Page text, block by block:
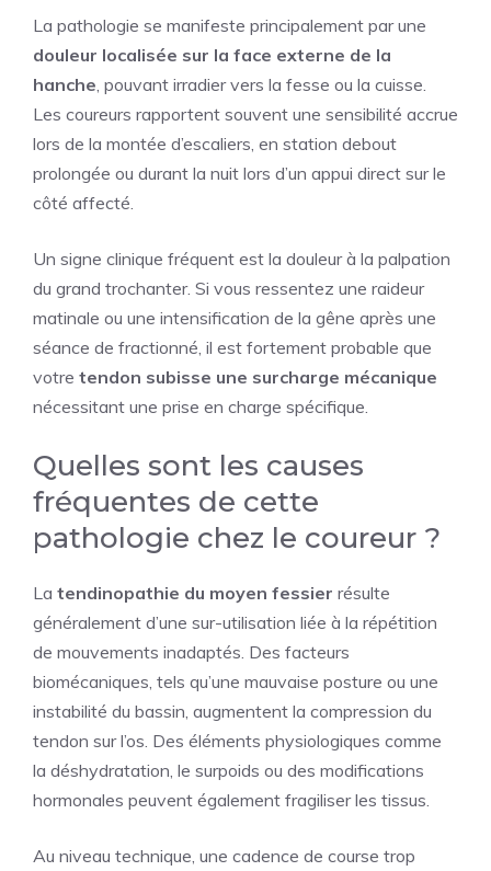
La pathologie se manifeste principalement par une
douleur localisée sur la face externe de la
hanche , pouvant irradier vers la fesse ou la cuisse.
Les coureurs rapportent souvent une sensibilité accrue
lors de la montée d’escaliers, en station debout
prolongée ou durant la nuit lors d’un appui direct sur le
côté affecté.
Un signe clinique fréquent est la douleur à la palpation
du grand trochanter. Si vous ressentez une raideur
matinale ou une intensification de la gêne après une
séance de fractionné, il est fortement probable que
votre tendon subisse une surcharge mécanique
nécessitant une prise en charge spécifique.
Quelles sont les causes
fréquentes de cette
pathologie chez le coureur ?
La tendinopathie du moyen fessier résulte
généralement d’une sur-utilisation liée à la répétition
de mouvements inadaptés. Des facteurs
biomécaniques, tels qu’une mauvaise posture ou une
instabilité du bassin, augmentent la compression du
tendon sur l’os. Des éléments physiologiques comme
la déshydratation, le surpoids ou des modifications
hormonales peuvent également fragiliser les tissus.
Au niveau technique, une cadence de course trop